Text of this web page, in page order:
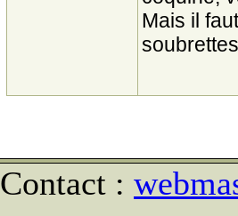
Mais il
Contact :